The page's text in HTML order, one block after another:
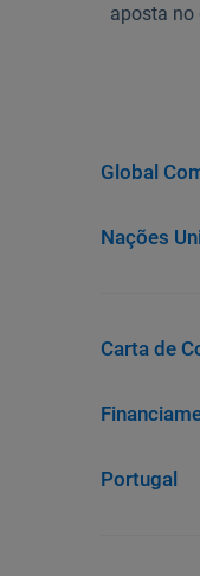
Faça
aposta no
Global
Nações
Carta de
Portugal